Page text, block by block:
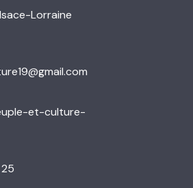
Lorraine
et-culture-